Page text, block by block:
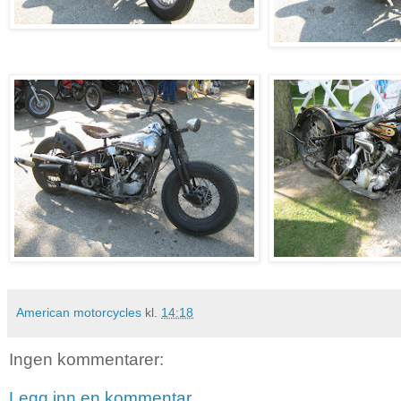
American motorcycles kl. 14:18
Ingen kommentarer: